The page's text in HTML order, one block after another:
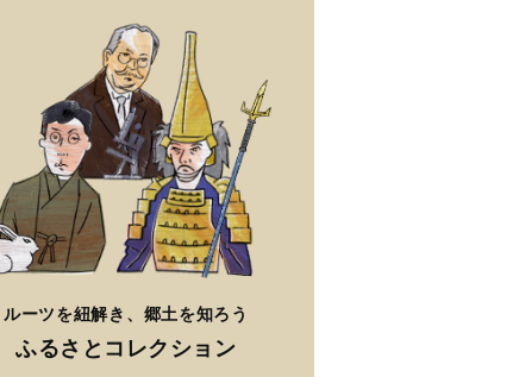
ルーツを紐解き、郷土を知ろう
ふるさとコレクション